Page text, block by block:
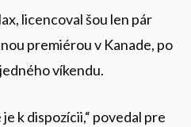
licencoval šou len pár
premiérou v Kanade, po
víkendu.
k dispozícii,“ povedal pre